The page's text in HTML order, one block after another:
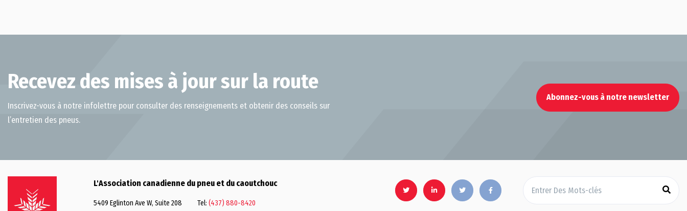
Recevez des mises à jour sur la route
Inscrivez-vous à notre infolettre pour consulter des renseignements et obtenir des conseils sur
l’entretien des pneus.
Abonnez-vous à notre newsletter
L'Association canadienne du pneu et du caoutchouc
5409 Eglinton Ave W, Suite 208 Tel: (437) 880-8420